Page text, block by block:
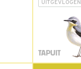
UITGEVLOGEN
TAPUIT